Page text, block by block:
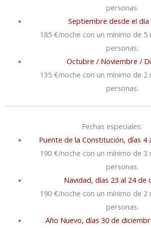
personas.
Septiembre desde el día
185 €/noche con un mínimo de 5
personas.
Octubre / Noviembre /
135 €/noche con un mínimo de 2
personas.
Fechas especiales:
Puente de la Constitución, días 4
190 €/noche con un mínimo de 3
personas.
Navidad, días 23 al 24 de
190 €/noche con un mínimo de 2
personas.
Año Nuevo, días 30 de